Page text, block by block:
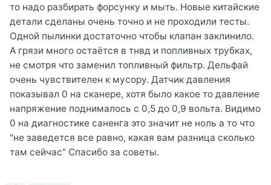
то надо разбирать форсунку и мыть. Новые китайские
детали сделаны очень точно и не проходили тесты.
Одной пылинки достаточно чтобы клапан заклинило.
А грязи много остаётся в тнвд и попливных трубках,
не смотря что заменил топливный фильтр. Дельфай
очень чувствителен к мусору. Датчик давления
показывал 0 на сканере, хотя было какое то давление
напряжение поднималось с 0,5 до 0,9 вольта. Видимо
0 на диагностике саненга это значит не ноль а то что
"не заведется все равно, какая вам разница сколько
там сейчас" Спасибо за советы.